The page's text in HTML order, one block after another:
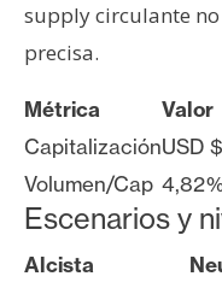
u
l
i
i
d
a
supply circulante
precisa.
Métrica
Valor
CapitalizaciónUSD
Volumen/Cap
Escenarios y
Alcista